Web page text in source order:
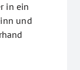
in ein
und